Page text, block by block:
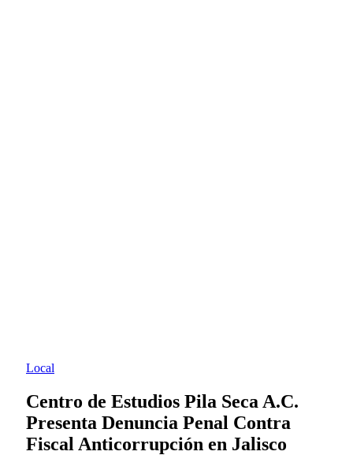
Local
Centro de Estudios Pila Seca A.C.
Presenta Denuncia Penal Contra
Fiscal Anticorrupción en Jalisco